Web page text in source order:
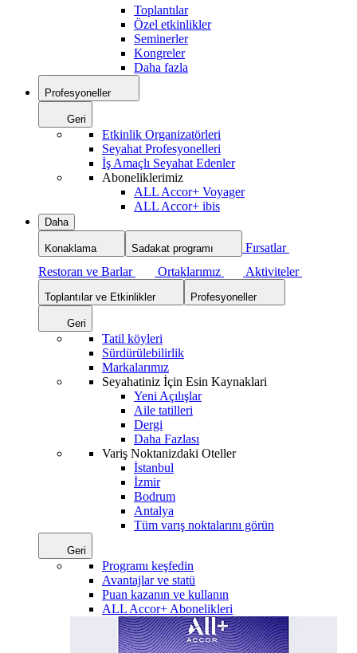
Toplantılar
Özel etkinlikler
Seminerler
Kongreler
Daha fazla
Profesyoneller
Geri
Etkinlik Organizatörleri
Seyahat Profesyonelleri
İş Amaçlı Seyahat Edenler
Aboneliklerimiz
ALL Accor+ Voyager
ALL Accor+ ibis
Daha
Konaklama Sadakat programı
Fırsatlar
Restoran ve Barlar
Ortaklarımız Aktiviteler
Toplantılar ve Etkinlikler Profesyoneller
Geri
Tatil köyleri
Sürdürülebilirlik
Markalarımız
Seyahatiniz İçin Esin Kaynaklari
Yeni Açılışlar
Aile tatilleri
Dergi
Daha Fazlası
Variş Noktanizdaki Oteller
İstanbul
İzmir
Bodrum
Antalya
Tüm varış noktalarını görün
Geri
Programı keşfedin
Avantajlar ve statü
Puan kazanın ve kullanın
ALL Accor+ Abonelikleri